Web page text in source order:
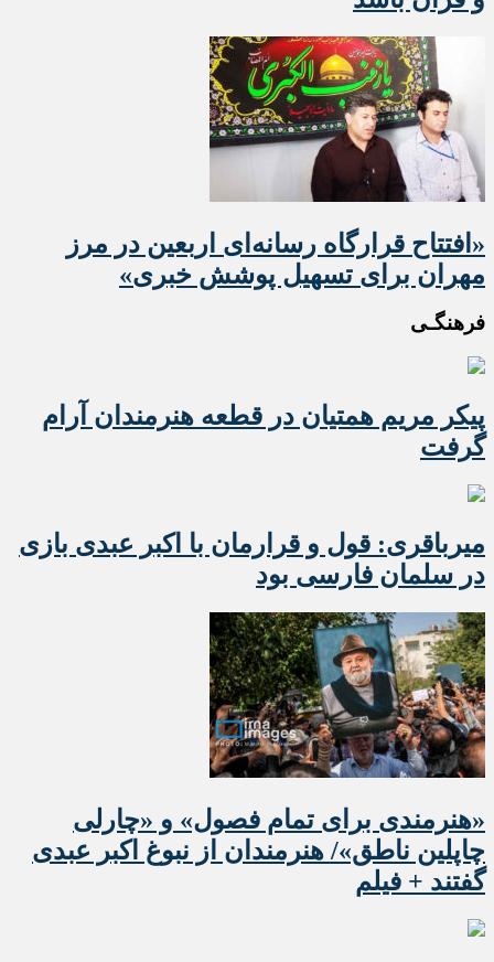
«افتتاح قرارگاه رسانه‌ای اربعین در مرز
مهران برای تسهیل پوشش خبری»
فرهنگـی
پیکر مریم همتیان در قطعه هنرمندان آرام
گرفت
میرباقری: قول و قرارمان با اکبر عبدی بازی
در سلمان فارسی بود
«هنرمندی برای تمام فصول» و «چارلی
چاپلین ناطق»/ هنرمندان از نبوغ اکبر عبدی
گفتند + فیلم